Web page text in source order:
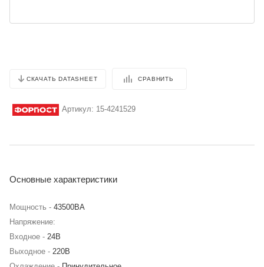
СКАЧАТЬ DATASHEET СРАВНИТЬ
Артикул: 15-4241529
Основные характеристики
Мощность - 43500BA
Напряжение:
Входное - 24В
Выходное - 220В